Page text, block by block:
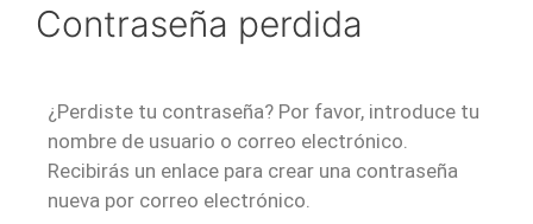
Contraseña perdida
¿Perdiste tu contraseña? Por favor, introduce tu
nombre de usuario o correo electrónico.
Recibirás un enlace para crear una contraseña
nueva por correo electrónico.